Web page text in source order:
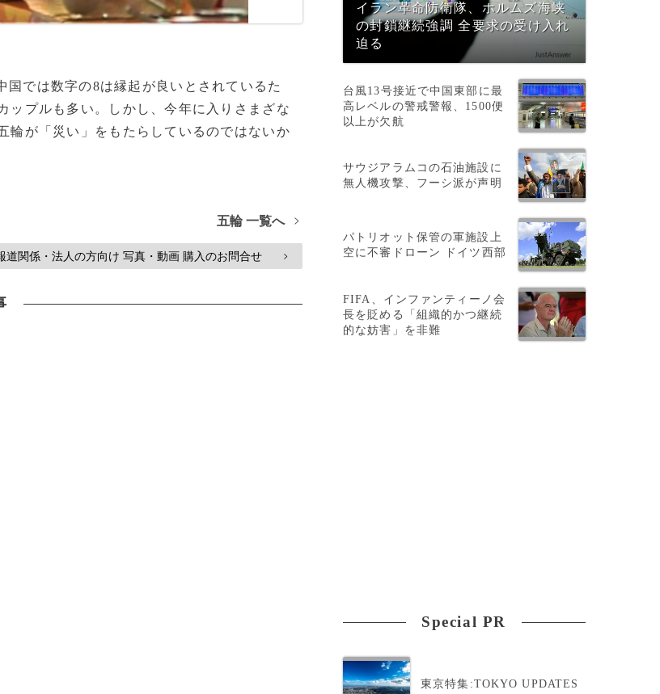
国では数字の8は縁起が良いとされているた
ップルも多い。しかし、今年に入りさまざな
輪が「災い」をもたらしているのではないか
五輪 一覧へ
>
道関係・法人の方向け 写真・動画 購入のお問合せ >
イラン革命防衛隊、ホルムズ海峡
の封鎖継続強調 全要求の受け入れ
迫る
台風13号接近で中国東部に最
高レベルの警戒警報、1500便
以上が欠航
サウジアラムコの石油施設に
無人機攻撃、フーシ派が声明
パトリオット保管の軍施設上
空に不審ドローン ドイツ西部
FIFA、インファンティーノ会
長を貶める「組織的かつ継続
的な妨害」を非難
Special PR
東京特集:TOKYO UPDATES